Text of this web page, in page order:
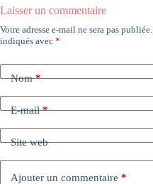
Laisser un commentaire
Votre adresse e-mail ne sera pas publiée.
indiqués avec *
Nom*
E-mail*
Site web
Ajouter un commentaire *